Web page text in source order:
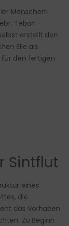
Menschen!
Tebah –
erstellt den
Elle als
den fertigen
Sintflut
eines
die
das Vorhaben
Zu Beginn